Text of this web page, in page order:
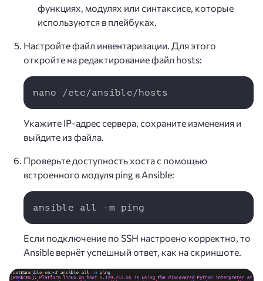
функциях, модулях или синтаксисе, которые
используются в плейбуках.
Настройте файл инвентаризации. Для этого
откройте на редактирование файл hosts:
nano /etc/ansible/hosts
Укажите IP-адрес сервера, сохраните изменения и
выйдите из файла.
Проверьте доступность хоста с помощью
встроенного модуля ping в Ansible:
ansible all -m ping
Если подключение по SSH настроено корректно, то
Ansible вернёт успешный ответ, как на скриншоте.